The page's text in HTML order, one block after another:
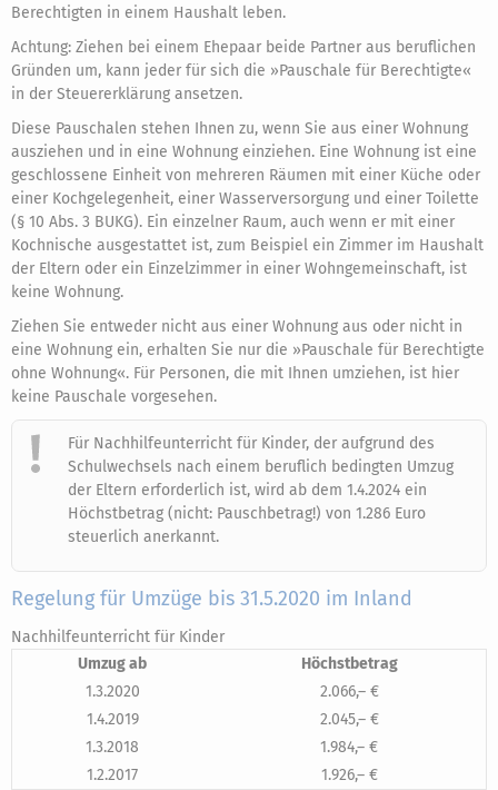
Berechtigten in einem Haushalt leben.
Achtung: Ziehen bei einem Ehepaar beide Partner aus beruflichen
Gründen um, kann jeder für sich die »Pauschale für Berechtigte«
in der Steuererklärung ansetzen.
Diese Pauschalen stehen Ihnen zu, wenn Sie aus einer Wohnung
ausziehen und in eine Wohnung einziehen. Eine Wohnung ist eine
geschlossene Einheit von mehreren Räumen mit einer Küche oder
einer Kochgelegenheit, einer Wasserversorgung und einer Toilette
(§ 10 Abs. 3 BUKG). Ein einzelner Raum, auch wenn er mit einer
Kochnische ausgestattet ist, zum Beispiel ein Zimmer im Haushalt
der Eltern oder ein Einzelzimmer in einer Wohngemeinschaft, ist
keine Wohnung.
Ziehen Sie entweder nicht aus einer Wohnung aus oder nicht in
eine Wohnung ein, erhalten Sie nur die »Pauschale für Berechtigte
ohne Wohnung«. Für Personen, die mit Ihnen umziehen, ist hier
keine Pauschale vorgesehen.
Für Nachhilfeunterricht für Kinder, der aufgrund des
Schulwechsels nach einem beruflich bedingten Umzug
der Eltern erforderlich ist, wird ab dem 1.4.2024 ein
Höchstbetrag (nicht: Pauschbetrag!) von 1.286 Euro
steuerlich anerkannt.
Regelung für Umzüge bis 31.5.2020 im Inland
Nachhilfeunterricht für Kinder
Umzug ab
Höchstbetrag
1.3.2020
2.066,– €
1.4.2019
2.045,– €
1.3.2018
1.984,– €
1.2.2017
1.926,– €